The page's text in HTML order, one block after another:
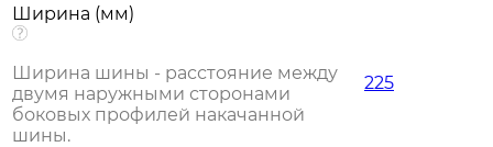
Ширина (мм)
Ширина шины - расстояние между
двумя наружными сторонами
боковых профилей накачанной
шины.
225